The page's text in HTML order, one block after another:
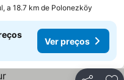
a 18.7 km de Polonezköy
Ver preços